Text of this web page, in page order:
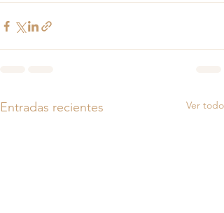
Entradas recientes Ver todo